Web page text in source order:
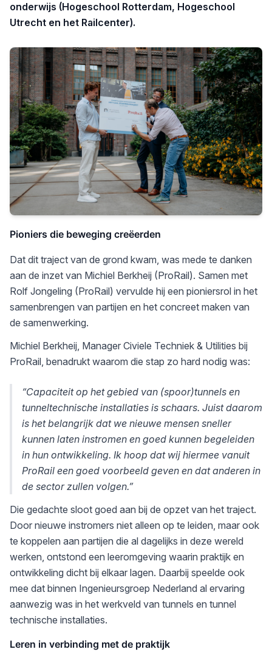
onderwijs (Hogeschool Rotterdam, Hogeschool
Utrecht en het Railcenter).
Pioniers die beweging creëerden
Dat dit traject van de grond kwam, was mede te danken
aan de inzet van Michiel Berkheij (ProRail). Samen met
Rolf Jongeling (ProRail) vervulde hij een pioniersrol in het
samenbrengen van partijen en het concreet maken van
de samenwerking.
Michiel Berkheij, Manager Civiele Techniek & Utilities bij
ProRail, benadrukt waarom die stap zo hard nodig was:
“Capaciteit op het gebied van (spoor)tunnels en
tunneltechnische installaties is schaars. Juist daarom
is het belangrijk dat we nieuwe mensen sneller
kunnen laten instromen en goed kunnen begeleiden
in hun ontwikkeling. Ik hoop dat wij hiermee vanuit
ProRail een goed voorbeeld geven en dat anderen in
de sector zullen volgen.”
Die gedachte sloot goed aan bij de opzet van het traject.
Door nieuwe instromers niet alleen op te leiden, maar ook
te koppelen aan partijen die al dagelijks in deze wereld
werken, ontstond een leeromgeving waarin praktijk en
ontwikkeling dicht bij elkaar lagen. Daarbij speelde ook
mee dat binnen Ingenieursgroep Nederland al ervaring
aanwezig was in het werkveld van tunnels en tunnel
technische installaties.
Leren in verbinding met de praktijk